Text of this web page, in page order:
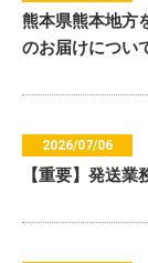
熊本県熊本地方
のお届けについ
2026/07/06
【重要】発送